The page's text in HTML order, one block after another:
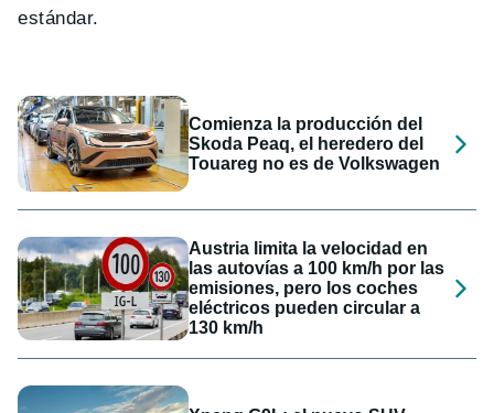
estándar.
Comienza la producción del
Skoda Peaq, el heredero del
Touareg no es de Volkswagen
Austria limita la velocidad en
las autovías a 100 km/h por las
emisiones, pero los coches
eléctricos pueden circular a
130 km/h